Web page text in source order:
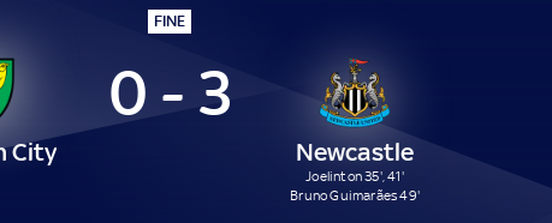
FINE
City
0 - 3
Newcastle
Joelinton 35', 41'
Bruno Guimarães 49'